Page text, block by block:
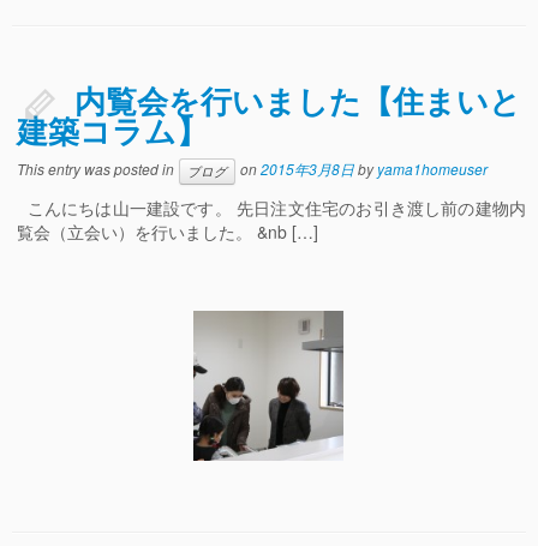
内覧会を行いました【住まいと
建築コラム】
This entry was posted in ブログ on2015年3月8日byyama1homeuser
こんにちは山一建設です。 先日注文住宅のお引き渡し前の建物内
覧会（立会い）を行いました。 &nb […]